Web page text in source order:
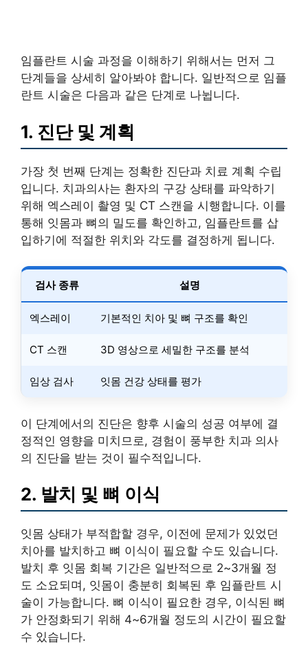
임플란트 시술 과정을 이해하기 위해서는 먼저 그
단계들을 상세히 알아봐야 합니다. 일반적으로 임플
란트 시술은 다음과 같은 단계로 나뉩니다.
1. 진단 및 계획
가장 첫 번째 단계는 정확한 진단과 치료 계획 수립
입니다. 치과의사는 환자의 구강 상태를 파악하기
위해 엑스레이 촬영 및 CT 스캔을 시행합니다. 이를
통해 잇몸과 뼈의 밀도를 확인하고, 임플란트를 삽
입하기에 적절한 위치와 각도를 결정하게 됩니다.
검사 종류 설명
엑스레이 기본적인 치아 및 뼈 구조를 확인
CT 스캔 3D 영상으로 세밀한 구조를 분석
임상 검사 잇몸 건강 상태를 평가
이 단계에서의 진단은 향후 시술의 성공 여부에 결
정적인 영향을 미치므로, 경험이 풍부한 치과 의사
의 진단을 받는 것이 필수적입니다.
2. 발치 및 뼈 이식
잇몸 상태가 부적합할 경우, 이전에 문제가 있었던
치아를 발치하고 뼈 이식이 필요할 수도 있습니다.
발치 후 잇몸 회복 기간은 일반적으로 2~3개월 정
도 소요되며, 잇몸이 충분히 회복된 후 임플란트 시
술이 가능합니다. 뼈 이식이 필요한 경우, 이식된 뼈
가 안정화되기 위해 4~6개월 정도의 시간이 필요할
수 있습니다.